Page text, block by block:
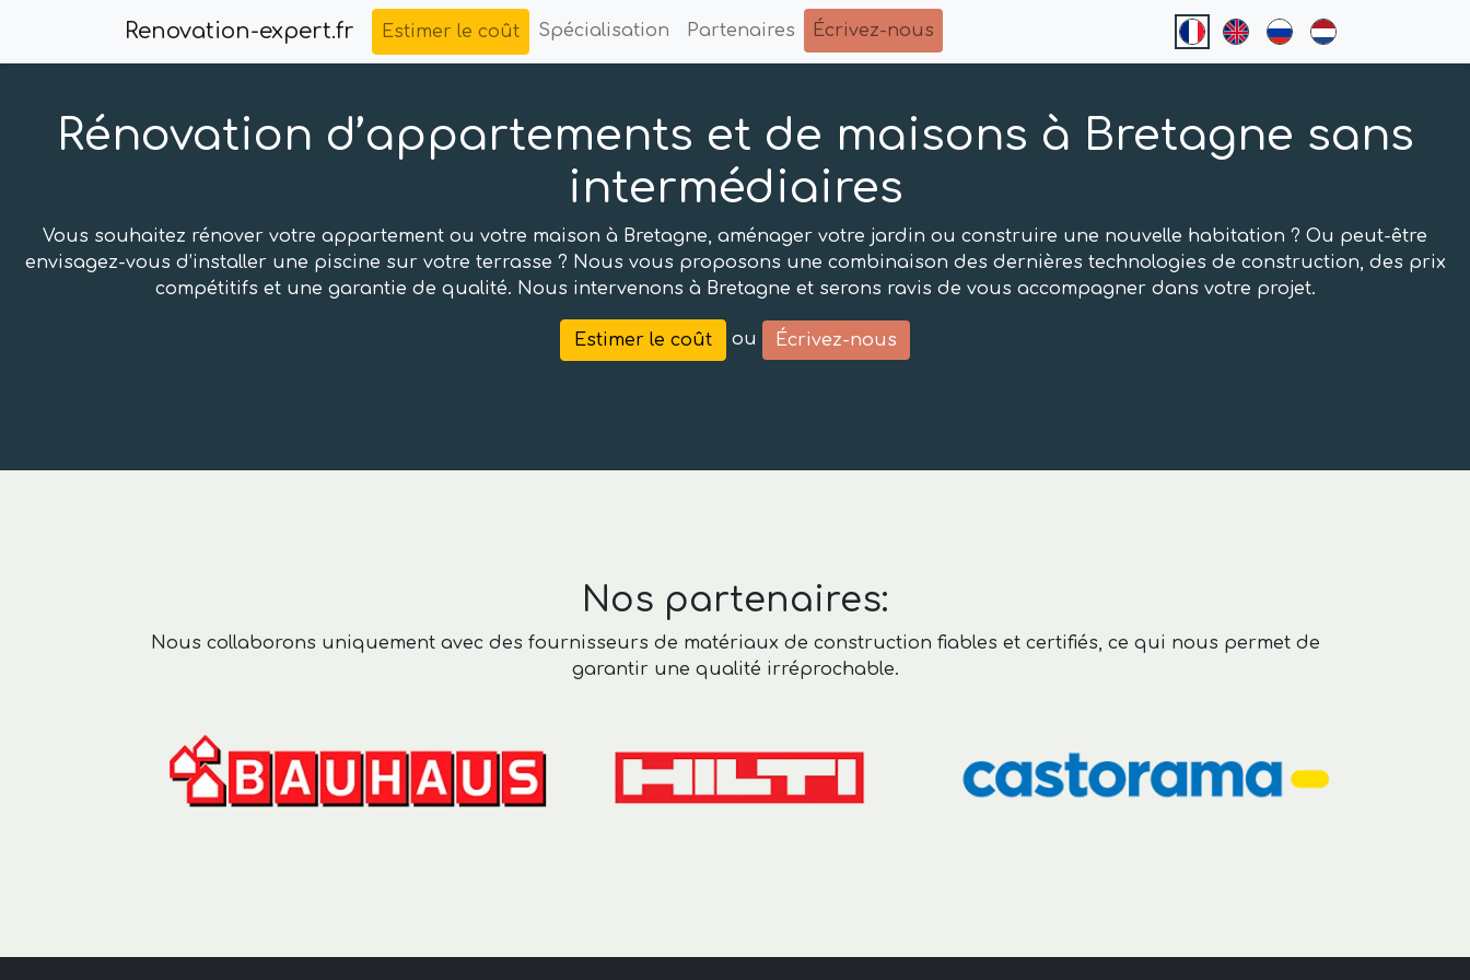
Renovation-expert.fr Estimer le coût Spécialisation Partenaires Écrivez-nous
Rénovation d’appartements et de maisons à Bretagne sans
intermédiaires
Vous souhaitez rénover votre appartement ou votre maison à Bretagne, aménager votre jardin ou construire une nouvelle habitation ? Ou peut-être
envisagez-vous d’installer une piscine sur votre terrasse ? Nous vous proposons une combinaison des dernières technologies de construction, des prix
compétitifs et une garantie de qualité. Nous intervenons à Bretagne et serons ravis de vous accompagner dans votre projet.
Estimer le coût ou Écrivez-nous
Nos partenaires:
Nous collaborons uniquement avec des fournisseurs de matériaux de construction fiables et certifiés, ce qui nous permet de
garantir une qualité irréprochable.